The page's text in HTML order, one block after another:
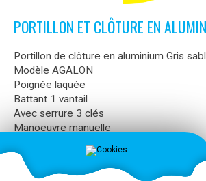
PORTILLON ET CLÔTURE EN
Portillon de clôture en aluminium Gris
Modèle AGALON
Poignée laquée
Battant 1 vantail
Avec serrure 3 clés
Manoeuvre manuelle
Poteaux multo